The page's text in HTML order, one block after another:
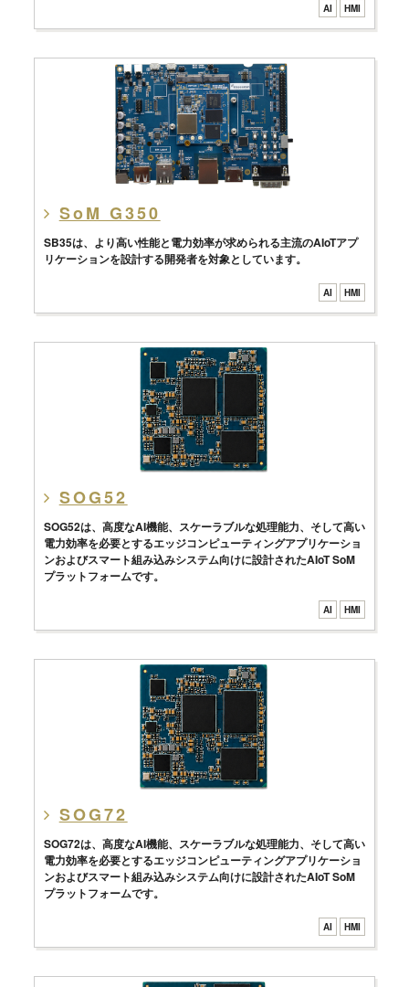
AI HMI
SoM G350
SB35は、より高い性能と電力効率が求められる主流のAIoTアプ
リケーションを設計する開発者を対象としています。
AI HMI
SOG52
SOG52は、高度なAI機能、スケーラブルな処理能力、そして高い
電力効率を必要とするエッジコンピューティングアプリケーショ
ンおよびスマート組み込みシステム向けに設計されたAIoT SoM
プラットフォームです。
AI HMI
SOG72
SOG72は、高度なAI機能、スケーラブルな処理能力、そして高い
電力効率を必要とするエッジコンピューティングアプリケーショ
ンおよびスマート組み込みシステム向けに設計されたAIoT SoM
プラットフォームです。
AI HMI